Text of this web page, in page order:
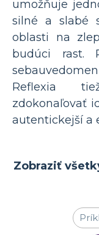
umožňuje
silné a slabé
oblasti na
budúci rast.
Reflexia
zdokonaľovať
autentickejší a
Zobraziť